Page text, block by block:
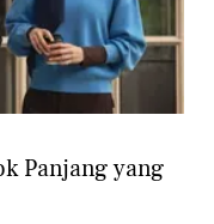
Panjang yang